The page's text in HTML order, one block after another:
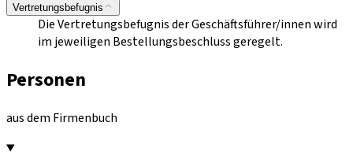
Vertretungsbefugnis
Die Vertretungsbefugnis der Geschäftsführer/innen wird
im jeweiligen Bestellungsbeschluss geregelt.
Personen
aus dem Firmenbuch